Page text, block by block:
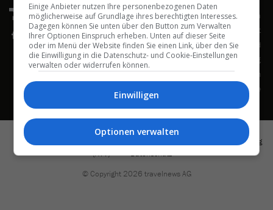
Impressum
Kontakt
Wer wir sind
Werbung
Job-Inserate aufgeben
Aktuelle Job-Angebote
überspringen
Impressum
Auftragsverarbeitungsvertrag
(AVV)
Datenschutz
© Copyright 2026 travelnews AG
Einige Anbieter nutzen Ihre personenbezogenen Daten
möglicherweise auf Grundlage ihres berechtigten Interesses.
Dagegen können Sie unten über den Button zum Verwalten
Ihrer Optionen Einspruch erheben. Unten auf dieser Seite
oder im Menü der Website finden Sie einen Link, über den Sie
die Einwilligung in die Datenschutz- und Cookie-Einstellungen
verwalten oder widerrufen können.
Einwilligen
Optionen verwalten